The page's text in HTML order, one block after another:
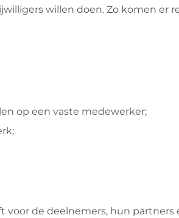
willen doen. Zo komen er
op een vaste medewerker;
de deelnemers, hun partners